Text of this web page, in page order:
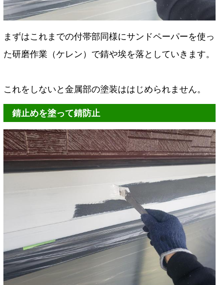
まずはこれまでの付帯部同様にサンドペーパーを使っ
た研磨作業（ケレン）で錆や埃を落としていきます。
これをしないと金属部の塗装ははじめられません。
錆止めを塗って錆防止